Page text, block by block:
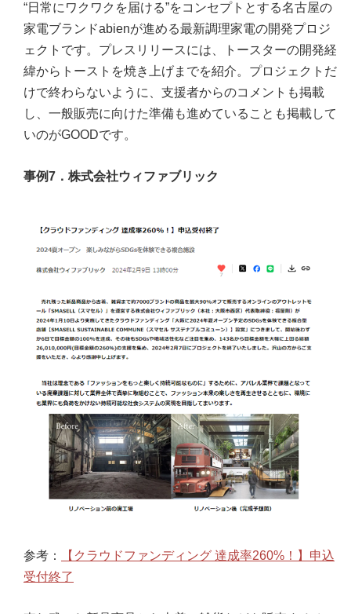
“日常にワクワクを届ける”をコンセプトとする名古屋の
家電ブランドabienが進める最新調理家電の開発プロジ
ェクトです。プレスリリースには、トースターの開発経
緯からトーストを焼き上げまでを紹介。プロジェクトだ
けで終わらないように、支援者からのコメントも掲載
し、一般販売に向けた準備も進めていることも掲載して
いのがGOODです。
事例7．株式会社ウィファブリック
参考：
【クラウドファンディング 達成率260%！】申込
受付終了